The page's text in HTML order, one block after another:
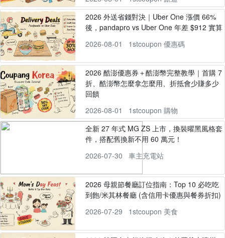
2026 外送省錢對決｜Uber One 漲價 66%
後，pandapro vs Uber One 年差 $912 實算
2026-08-01
1stcoupon 優惠碼
2026 酷澎優惠券＋酷澎幣完整教學｜首購 7
折、酷澎幣怎麼拿怎麼用、折抵會少賺多少
回饋
2026-08-01
1stcoupon 購物
全新 27 年式 MG ZS 上市，換裝曜黑風格套
件，搭配舊換新不用 60 萬元！
2026-07-30
車主充電站
2026 母親節餐廳訂位指南：Top 10 必吃吃
到飽/米其林餐廳 (含信用卡優惠與餐券折扣)
2026-07-29
1stcoupon 美食